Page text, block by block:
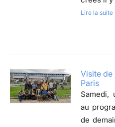
Lire la suite
Visite de
Paris
Samedi,
au
de